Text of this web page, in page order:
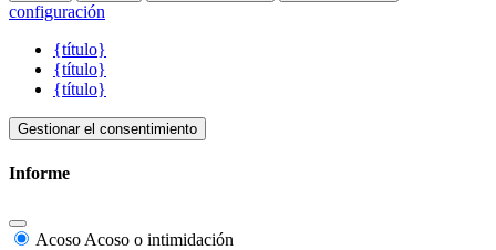
configuración
{título}
{título}
{título}
Gestionar el consentimiento
Informe
Acoso Acoso o intimidación